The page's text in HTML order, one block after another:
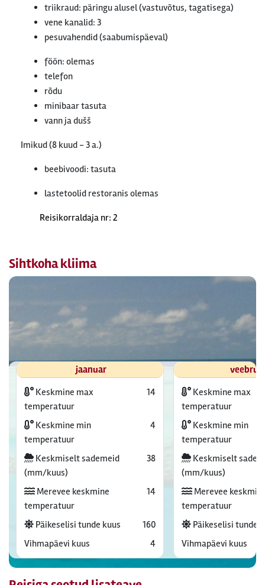
triikraud: päringu alusel (vastuvõtus, tagatisega)
vene kanalid: 3
pesuvahendid (saabumispäeval)
föön: olemas
telefon
rõdu
minibaar tasuta
vann ja dušš
Imikud (8 kuud - 3 a.)
beebivoodi: tasuta
lastetoolid restoranis olemas
Reisikorraldaja nr: 2
Sihtkoha kliima
jaanuar
Keskmine max
temperatuur
14
Keskmine min
temperatuur
4
Keskmiselt sademeid
(mm/kuus)
38
Merevee keskmine
temperatuur
14
Päikeselisi tunde kuus
160
Vihmapäevi kuus
4
Keskmine max
temperatuur
Keskmine min
temperatuur
Keskmiselt
(mm/kuus)
Merevee
temperatuur
Päikeselisi tunde
Vihmapäevi kuus